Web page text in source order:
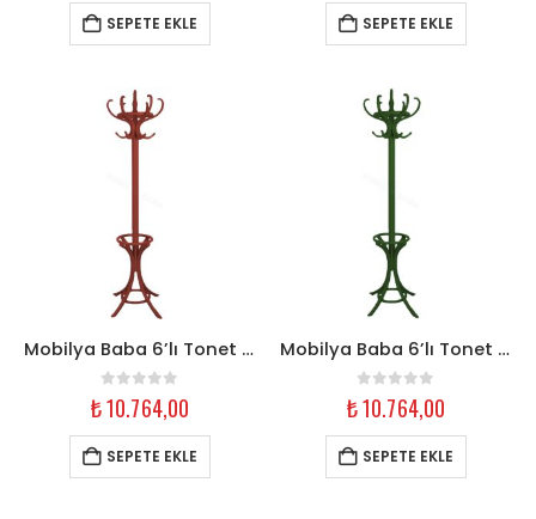
SEPETE EKLE SEPETE EKLE
Mobilya Baba 6’lı Tonet Askılık – Kırmızı Ahşap
0out of 5
₺10.764,00
SEPETE EKLE
Mobilya Baba 6’lı Tonet Askılık – Koyu Yeşil Ahşap
0out of 5
₺10.764,00
SEPETE EKLE